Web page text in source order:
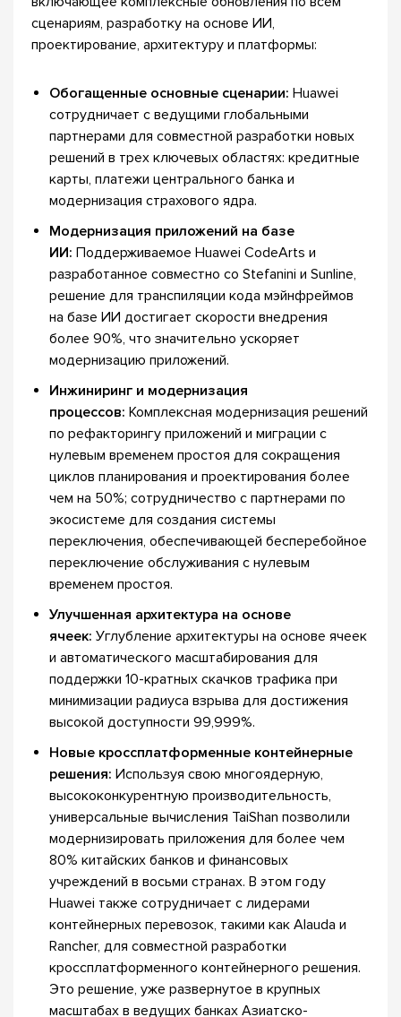
сценариям, разработку на основе ИИ,
проектирование, архитектуру и платформы:
Обогащенные основные сценарии: Huawei
сотрудничает с ведущими глобальными
партнерами для совместной разработки новых
решений в трех ключевых областях: кредитные
карты, платежи центрального банка и
модернизация страхового ядра.
Модернизация приложений на базе
ИИ: Поддерживаемое Huawei CodeArts и
разработанное совместно со Stefanini и Sunline,
решение для транспиляции кода мэйнфреймов
на базе ИИ достигает скорости внедрения
более 90%, что значительно ускоряет
модернизацию приложений.
Инжиниринг и модернизация
процессов: Комплексная модернизация решений
по рефакторингу приложений и миграции с
нулевым временем простоя для сокращения
циклов планирования и проектирования более
чем на 50%; сотрудничество с партнерами по
экосистеме для создания системы
переключения, обеспечивающей бесперебойное
переключение обслуживания с нулевым
временем простоя.
Улучшенная архитектура на основе
ячеек: Углубление архитектуры на основе ячеек
и автоматического масштабирования для
поддержки 10-кратных скачков трафика при
минимизации радиуса взрыва для достижения
высокой доступности 99,999%.
Новые кроссплатформенные контейнерные
решения: Используя свою многоядерную,
высококонкурентную производительность,
универсальные вычисления TaiShan позволили
модернизировать приложения для более чем
80% китайских банков и финансовых
учреждений в восьми странах. В этом году
Huawei также сотрудничает с лидерами
контейнерных перевозок, такими как Alauda и
Rancher, для совместной разработки
кроссплатформенного контейнерного решения.
Это решение, уже развернутое в крупных
масштабах в ведущих банках Азиатско-